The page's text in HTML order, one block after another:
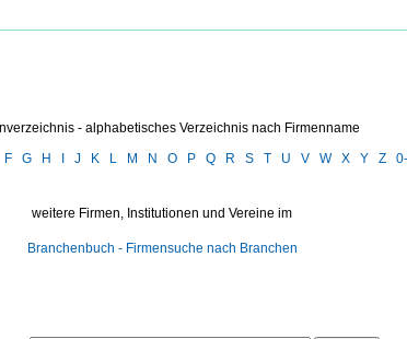
- alphabetisches Verzeichnis nach Firmenname
F G H J K L M N O P Q R S T U V W X Y Z
weitere Firmen, Institutionen und Vereine im
Branchenbuch - Firmensuche nach Branchen